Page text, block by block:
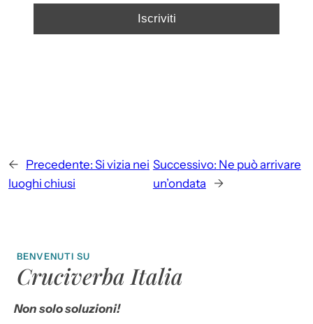
← Precedente: Si vizia nei
luoghi chiusi
Successivo: Ne può arrivare
un’ondata
→
BENVENUTI SU
Cruciverba Italia
Non solo soluzioni!